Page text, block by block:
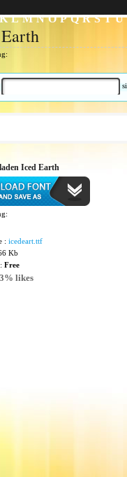
K L M N O P Q R S T U
Iced Earth
: icedeart.ttf
Kb
Free
likes